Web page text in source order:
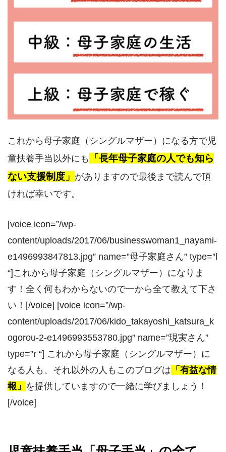
これから母子家庭（シングルマザー）になる方で児
童扶養手当以外にも
「長年母子家庭の人でも知ら
ない支援制度」 がありますので最後まで読んで頂
ければ幸いです。
[voice icon=”/wp-
content/uploads/2017/06/businesswoman1_nayami-
e1496993847813.jpg” name=”母子家庭さん” type=”l
“]これから母子家庭（シングルマザー）になりま
す！全く何もわからないので一から全て教えて下さ
い！[/voice] [voice icon=”/wp-
content/uploads/2017/06/kido_takayoshi_katsura_k
ogorou-2-e1496993553780.jpg” name=”現実さん”
type=”r “] これから母子家庭（シングルマザー）に
なる人も、それ以外の人もこのブログは 「有益な情
報」 を提供していますので一緒に学びましょう！
[/voice]